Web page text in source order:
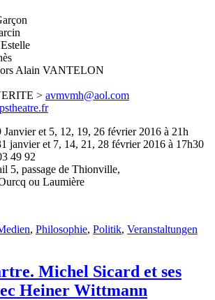
Alain VANTELON
> avmvmh@aol.com
Janvier et 5, 12, 19, 26 février 2016 à 21h
janvier et 7, 14, 21, 28 février 2016 à 17h30
49 92
5, passage de Thionville,
ou Laumière
, Philosophie, Politik, Veranstaltungen
Michel Sicard et ses
Heiner Wittmann